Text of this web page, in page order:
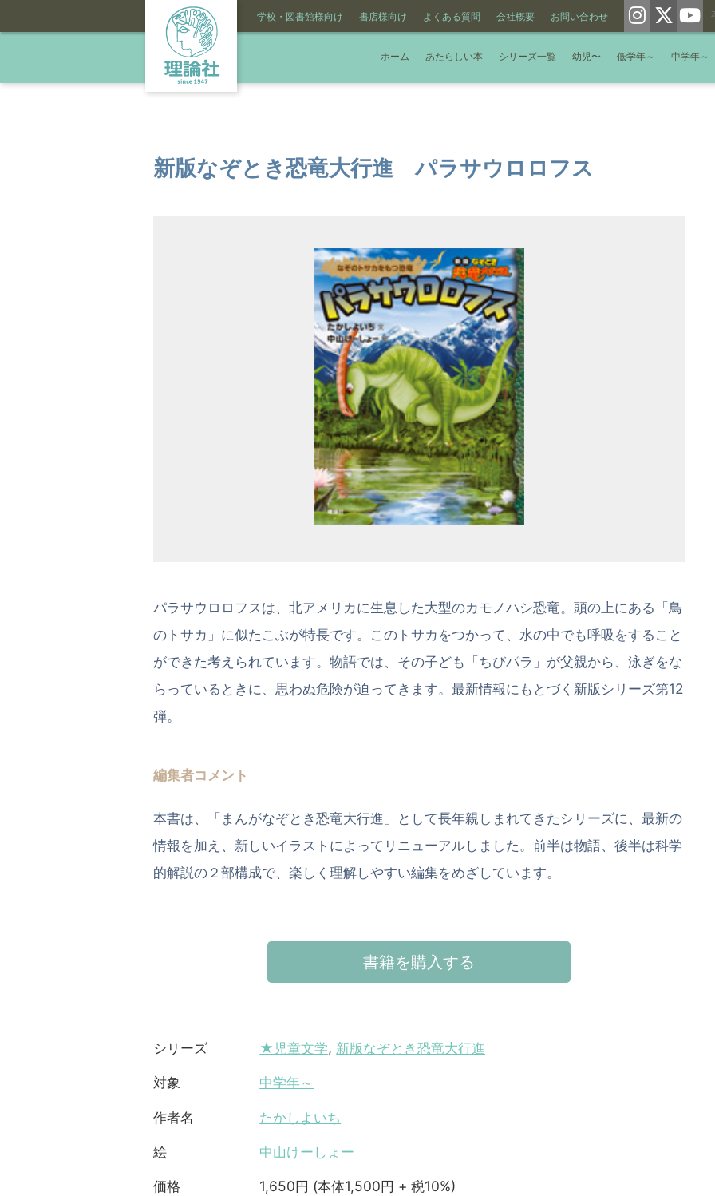
学校・図書館様向け 書店様向け よくある質問 会社概要 お問い合わせ
ホーム あたらしい本 シリーズ一覧 幼児〜 低学年～ 中学年～
新版なぞとき恐竜大行進 パラサウロロフス
パラサウロロフスは、北アメリカに生息した大型のカモノハシ恐竜。頭の上にある「鳥
のトサカ」に似たこぶが特長です。このトサカをつかって、水の中でも呼吸をすること
ができた考えられています。物語では、その子ども「ちびパラ」が父親から、泳ぎをな
らっているときに、思わぬ危険が迫ってきます。最新情報にもとづく新版シリーズ第12
弾。
編集者コメント
本書は、「まんがなぞとき恐竜大行進」として長年親しまれてきたシリーズに、最新の
情報を加え、新しいイラストによってリニューアルしました。前半は物語、後半は科学
的解説の２部構成で、楽しく理解しやすい編集をめざしています。
書籍を購入する
シリーズ ★児童文学, 新版なぞとき恐竜大行進
対象 中学年～
作者名 たかしよいち
絵 中山けーしょー
価格 1,650円 (本体1,500円 + 税10%)